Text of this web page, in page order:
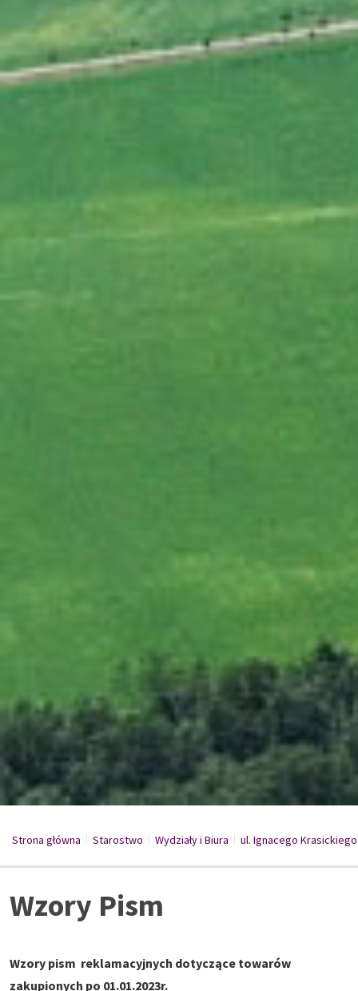
Strona główna /
Starostwo /
Wydziały i Biura /
ul. Ignacego
Wzory Pism
Wzory pism reklamacyjnych dotyczące towarów
zakupionych po 01.01.2023r.